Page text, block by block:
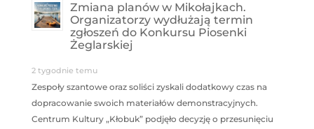
Zmiana planów w Mikołajkach.
Organizatorzy wydłużają termin
zgłoszeń do Konkursu Piosenki
Żeglarskiej
2 tygodnie temu
Zespoły szantowe oraz soliści zyskali dodatkowy czas na
dopracowanie swoich materiałów demonstracyjnych.
Centrum Kultury „Kłobuk” podjęło decyzję o przesunięciu